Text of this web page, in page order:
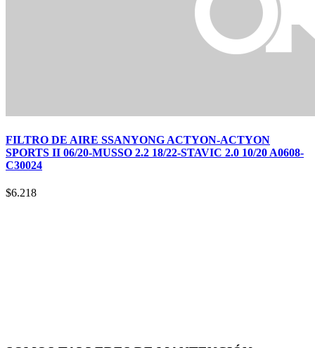
FILTRO DE AIRE SSANYONG ACTYON-ACTYON
SPORTS II 06/20-MUSSO 2.2 18/22-STAVIC 2.0 10/20 A0608-
C30024
$6.218